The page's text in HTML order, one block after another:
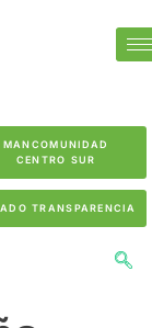
MANCOMUNIDAD
CENTRO SUR
TRANSPARENCIA